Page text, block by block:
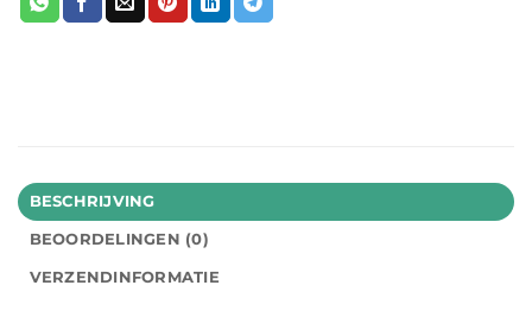
BESCHRIJVING
BEOORDELINGEN (0)
VERZENDINFORMATIE